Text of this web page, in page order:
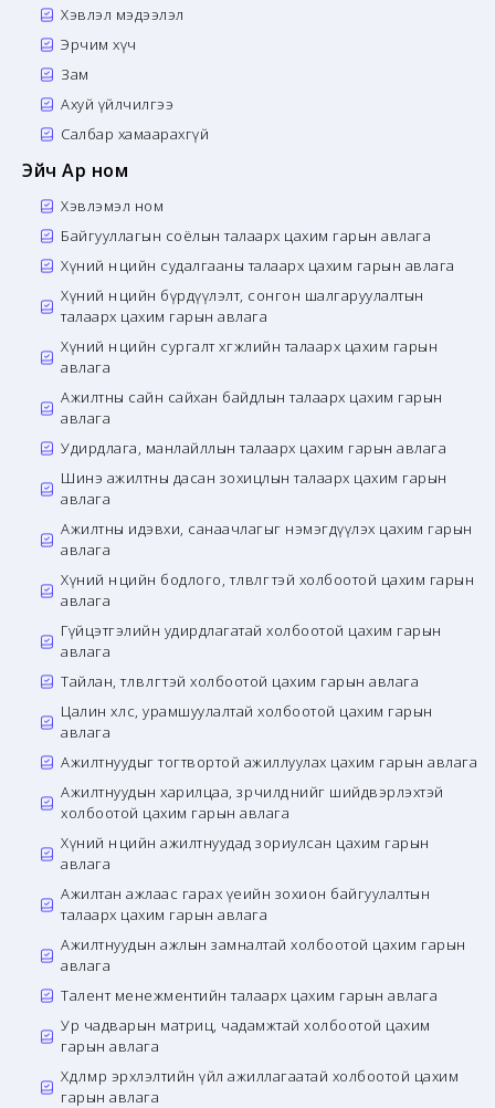
Хэвлэл мэдээлэл
Эрчим хүч
Зам
Ахуй үйлчилгээ
Салбар хамаарахгүй
Эйч Ар ном
Хэвлэмэл ном
Байгууллагын соёлын талаарх цахим гарын авлага
Хүний нөөцийн судалгааны талаарх цахим гарын авлага
Хүний нөөцийн бүрдүүлэлт, сонгон шалгаруулалтын
талаарх цахим гарын авлага
Хүний нөөцийн сургалт хөгжлийн талаарх цахим гарын
авлага
Ажилтны сайн сайхан байдлын талаарх цахим гарын
авлага
Удирдлага, манлайллын талаарх цахим гарын авлага
Шинэ ажилтны дасан зохицлын талаарх цахим гарын
авлага
Ажилтны идэвхи, санаачлагыг нэмэгдүүлэх цахим гарын
авлага
Хүний нөөцийн бодлого, төлөвлөгөөтэй холбоотой цахим гарын
авлага
Гүйцэтгэлийн удирдлагатай холбоотой цахим гарын
авлага
Тайлан, төлөвлөгөөтэй холбоотой цахим гарын авлага
Цалин хөлс, урамшуулалтай холбоотой цахим гарын
авлага
Ажилтнуудыг тогтвортой ажиллуулах цахим гарын авлага
Ажилтнуудын харилцаа, зөрчилдөөнийг шийдвэрлэхтэй
холбоотой цахим гарын авлага
Хүний нөөцийн ажилтнуудад зориулсан цахим гарын
авлага
Ажилтан ажлаас гарах үеийн зохион байгуулалтын
талаарх цахим гарын авлага
Ажилтнуудын ажлын замналтай холбоотой цахим гарын
авлага
Талент менежментийн талаарх цахим гарын авлага
Ур чадварын матриц, чадамжтай холбоотой цахим
гарын авлага
Хөдөлмөр эрхлэлтийн үйл ажиллагаатай холбоотой цахим
гарын авлага